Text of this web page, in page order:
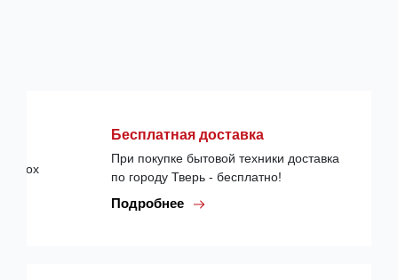
Бесплатная доставка
При покупке бытовой техники доставка
по городу Тверь - бесплатно!
Подробнее